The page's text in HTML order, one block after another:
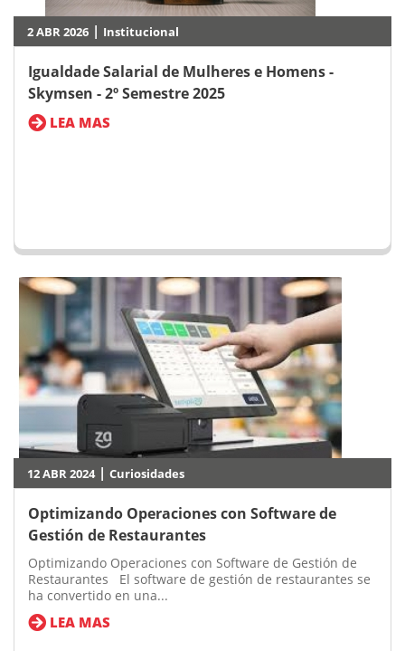
2 ABR 2026 | Institucional
Igualdade Salarial de Mulheres e Homens -
Skymsen - 2º Semestre 2025
LEA MAS
12 ABR 2024| Curiosidades
Optimizando Operaciones con Software de
Gestión de Restaurantes
Optimizando Operaciones con Software de Gestión de
Restaurantes El software de gestión de restaurantes se
ha convertido en una...
LEA MAS